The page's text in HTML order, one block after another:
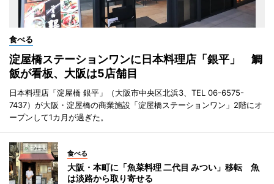
食べる
淀屋橋ステーションワンに日本料理店「銀平」 鯛
飯が看板、大阪は5店舗目
日本料理店「淀屋橋 銀平」（大阪市中央区北浜3、TEL 06-6575-
7437）が大阪・淀屋橋の商業施設「淀屋橋ステーションワン」2階にオ
ープンして1カ月が過ぎた。
食べる
大阪・本町に「魚菜料理 二代目 みつい」移転 魚
は淡路から取り寄せる